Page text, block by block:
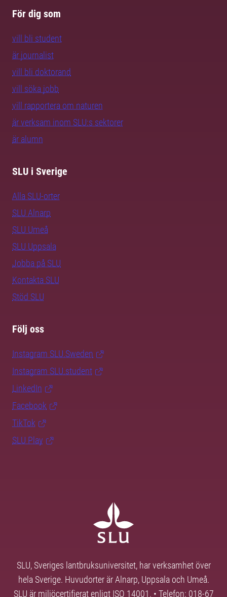
För dig som
vill bli student
är journalist
vill bli doktorand
vill söka jobb
vill rapportera om naturen
är verksam inom SLU:s sektorer
är alumn
SLU i Sverige
Alla SLU-orter
SLU Alnarp
SLU Umeå
SLU Uppsala
Jobba på SLU
Kontakta SLU
Stöd SLU
Följ oss
Instagram SLU.Sweden
Instagram SLU.student
LinkedIn
Facebook
TikTok
SLU Play
SLU, Sveriges lantbruksuniversitet, har verksamhet över
hela Sverige. Huvudorter är Alnarp, Uppsala och Umeå.
SLU är miljöcertifierat enligt ISO 14001. • Telefon: 018-67